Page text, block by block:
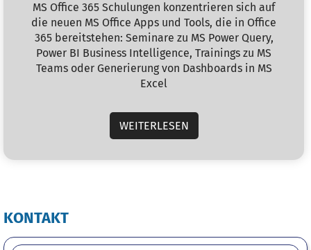
MS Office 365 Schulungen konzentrieren sich auf
die neuen MS Office Apps und Tools, die in Office
365 bereitstehen: Seminare zu MS Power Query,
Power BI Business Intelligence, Trainings zu MS
Teams oder Generierung von Dashboards in MS
Excel
WEITERLESEN
KONTAKT